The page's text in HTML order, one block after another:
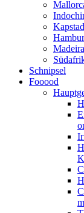
Schnipsel
Fooood